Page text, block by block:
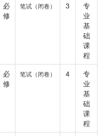
必
修
笔试（闭卷） 3
专
业
基
础
课
程
必
修
笔试（闭卷） 4
专
业
基
础
课
程